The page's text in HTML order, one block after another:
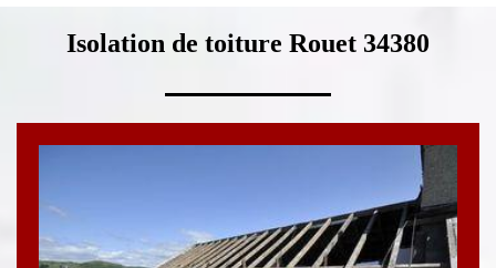
Isolation de toiture Rouet 34380